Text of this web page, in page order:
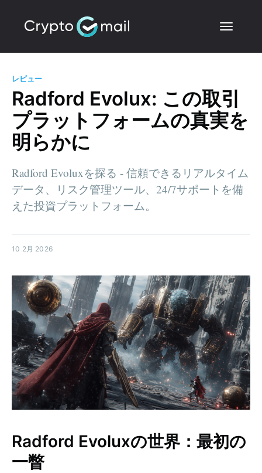
レビュー
Radford Evolux: この取引
プラットフォームの真実を
明らかに
Radford Evoluxを探る - 信頼できるリアルタイム
データ、リスク管理ツール、24/7サポートを備
えた投資プラットフォーム。
10 2月 2026
Radford Evoluxの世界：最初の
一瞥